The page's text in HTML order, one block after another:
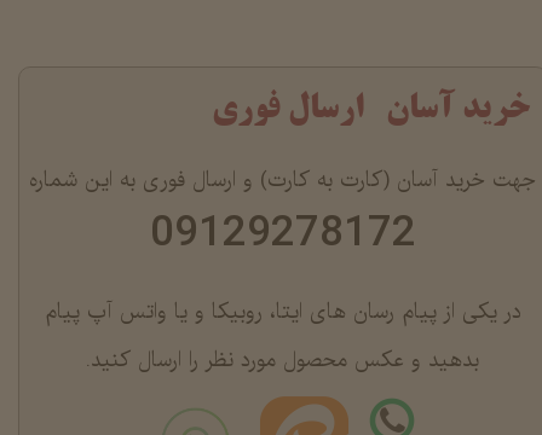
خرید آسان ارسال فوری
جهت خرید آسان (کارت به کارت) و ارسال فوری به این شماره
09129278172
در یکی از پیام رسان های ایتا، روبیکا و یا واتس آپ پیام
بدهید و عکس محصول مورد نظر را ارسال کنید.